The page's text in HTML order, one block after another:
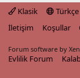
Klasik
Türkçe
İletişim
Koşullar
Forum software by
Evlilik Forum